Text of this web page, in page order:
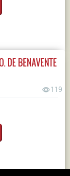
DE BENAVENTE
119